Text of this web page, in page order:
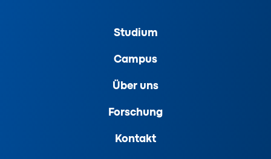
Studium
Campus
Über uns
Forschung
Kontakt